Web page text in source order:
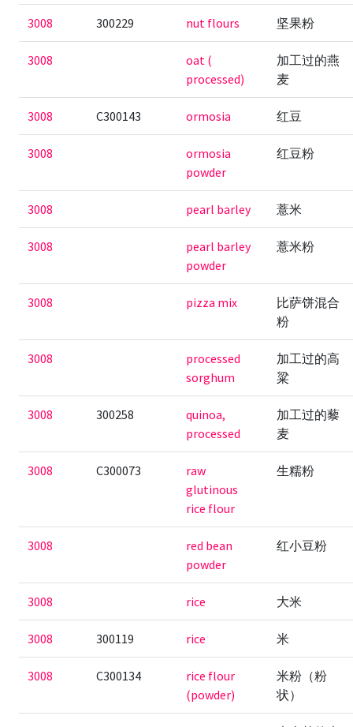
3008 300229 nut flours 坚果粉
3008
oat (
processed)
加工过的燕
麦
3008 C300143 ormosia 红豆
3008
ormosia
powder
红豆粉
3008 pearl barley 薏米
3008
pearl barley
powder
薏米粉
3008 pizza mix
比萨饼混合
粉
3008
processed
sorghum
加工过的高
粱
3008 300258
quinoa,
processed
加工过的藜
麦
3008 C300073
raw
glutinous
rice flour
生糯粉
3008
red bean
powder
红小豆粉
3008 rice 大米
3008 300119 rice 米
3008 C300134
rice flour
(powder)
米粉（粉
状）